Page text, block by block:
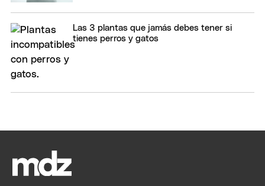
Las 3 plantas que jamás debes tener si
tienes perros y gatos